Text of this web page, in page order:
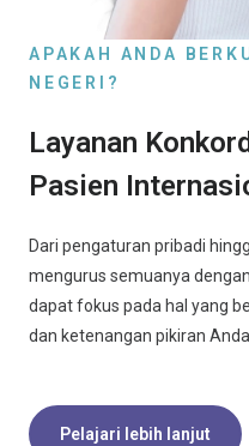
APAKAH ANDA
NEGERI?
Layanan
Pasien
Dari pengaturan pribadi
mengurus semuanya
dapat fokus pada hal yang
dan ketenangan pikiran
Pelajari lebih lanjut